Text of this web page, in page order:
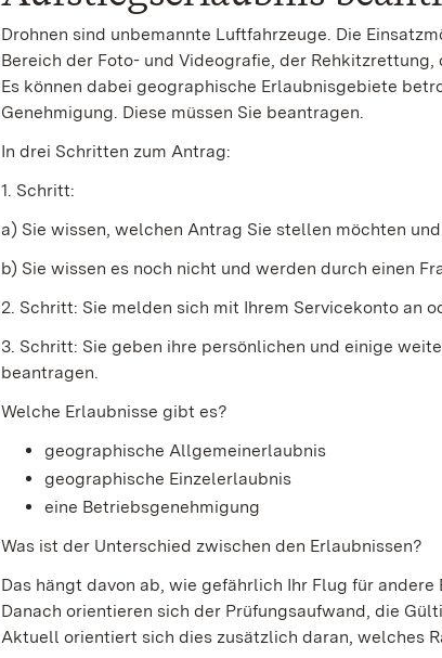
Drohnen sind unbemannte Luftfahrzeuge. Die
Bereich der Foto- und Videografie, der
Es können dabei geographische Erlaubnisgebiete
Genehmigung. Diese müssen Sie beantragen.
In drei Schritten zum Antrag:
1. Schritt:
a) Sie wissen, welchen Antrag Sie stellen möchten
b) Sie wissen es noch nicht und werden durch einen
2. Schritt: Sie melden sich mit Ihrem Servicekonto an
3. Schritt: Sie geben ihre persönlichen und einige
beantragen.
Welche Erlaubnisse gibt es?
geographische Allgemeinerlaubnis
geographische Einzelerlaubnis
eine Betriebsgenehmigung
Was ist der Unterschied zwischen den Erlaubnissen?
Das hängt davon ab, wie gefährlich Ihr Flug für
Danach orientieren sich der Prüfungsaufwand, die
Aktuell orientiert sich dies zusätzlich daran, welches